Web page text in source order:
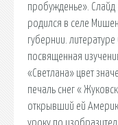
пробужденье».
родился в селе
губернии.
посвященная
«Светлана» цвет
печаль снег «
открывший ей
уроку по